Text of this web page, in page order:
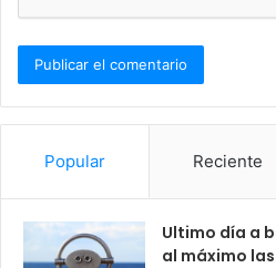
Popular Reciente
Ultimo día a
al máximo